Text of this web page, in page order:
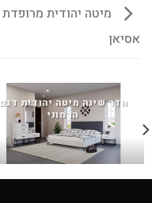
מיטה יהודית מרופדת
אסיאן
חדר שינה מיטה יהודית דגם
הרמוני